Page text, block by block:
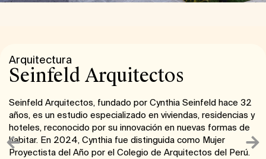
Arquitectura
Seinfeld Arquitectos​
Seinfeld Arquitectos, fundado por Cynthia Seinfeld hace 32
años, es un estudio especializado en viviendas, residencias y
hoteles, reconocido por su innovación en nuevas formas de
habitar. En 2024, Cynthia fue distinguida como Mujer
Proyectista del Año por el Colegio de Arquitectos del Perú.